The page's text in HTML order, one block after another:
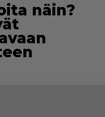
näin?